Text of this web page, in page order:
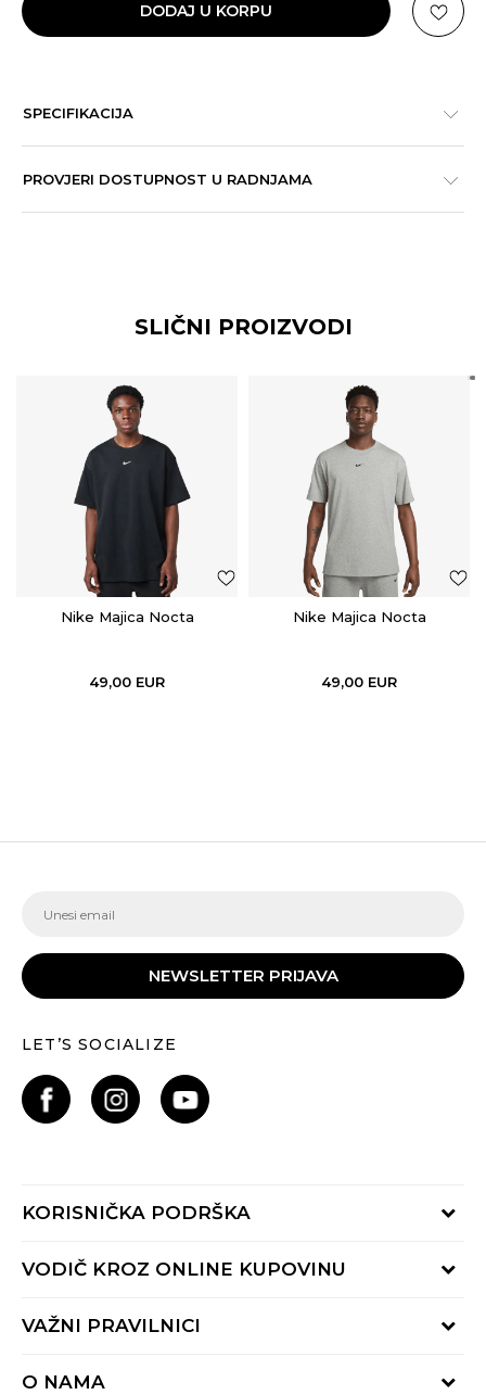
DODAJ U KORPU
SPECIFIKACIJA
PROVJERI DOSTUPNOST U RADNJAMA
SLIČNI PROIZVODI
Nike Majica Nocta
49,00 EUR
Nike Majica Nocta
49,00 EUR
NEWSLETTER PRIJAVA
LET’S SOCIALIZE
KORISNIČKA PODRŠKA
Provjeri status porudžbine
Radno vrijeme 9-16h
VODIČ KROZ ONLINE KUPOVINU
Načini isporuke
Reklamacije
VAŽNI PRAVILNICI
O NAMA